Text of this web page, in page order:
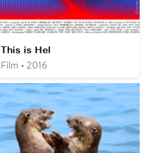
This is Hel
Film • 2016